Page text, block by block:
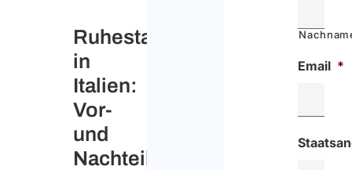
Ruhestand
in
Italien:
Vor-
und
Nachteile
Email *